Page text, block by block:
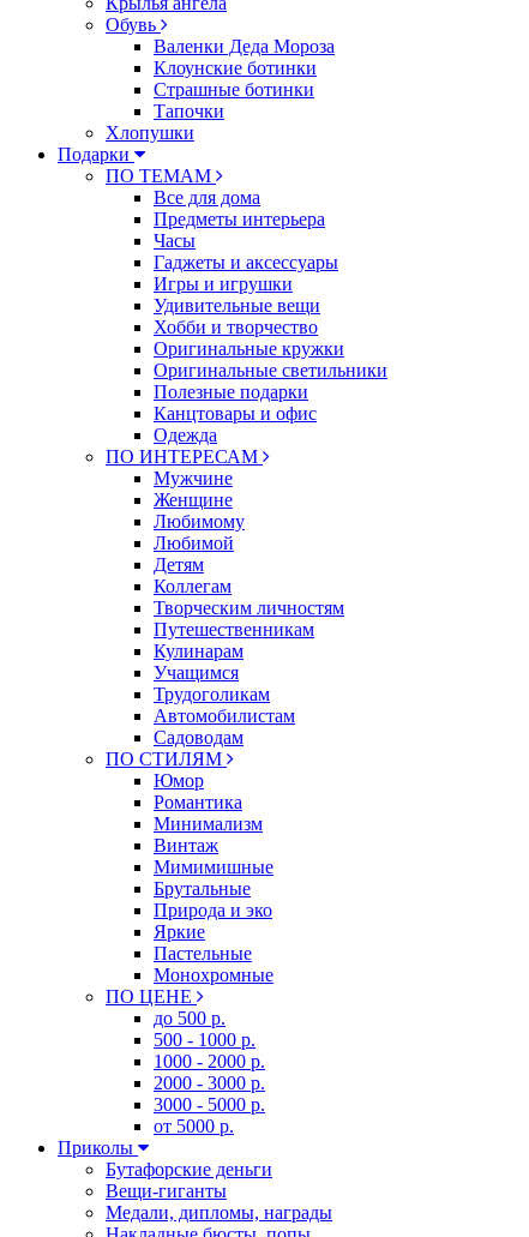
Обувь
Валенки Деда Мороза
Клоунские ботинки
Страшные ботинки
Тапочки
Хлопушки
Подарки
ПО ТЕМАМ
Все для дома
Предметы интерьера
Часы
Гаджеты и аксессуары
Игры и игрушки
Удивительные вещи
Хобби и творчество
Оригинальные кружки
Оригинальные светильники
Полезные подарки
Канцтовары и офис
Одежда
ПО ИНТЕРЕСАМ
Мужчине
Женщине
Любимому
Любимой
Детям
Коллегам
Творческим личностям
Путешественникам
Кулинарам
Учащимся
Трудоголикам
Автомобилистам
Садоводам
ПО СТИЛЯМ
Юмор
Романтика
Минимализм
Винтаж
Мимимишные
Брутальные
Природа и эко
Яркие
Пастельные
Монохромные
ПО ЦЕНЕ
до 500 р.
500 - 1000 р.
1000 - 2000 р.
2000 - 3000 р.
3000 - 5000 р.
от 5000 р.
Приколы
Бутафорские деньги
Вещи-гиганты
Медали, дипломы, награды